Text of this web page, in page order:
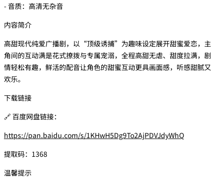
- 音质：高清无杂音
内容简介
高甜现代纯爱广播剧，以“顶级诱捕”为趣味设定展开甜蜜爱恋，主
角间的互动满是花式撩拨与专属宠溺，全程高甜无虐、甜度拉满，剧
情轻松有趣，鲜活的配音让角色的甜蜜互动更具画面感，听感甜腻又
欢乐。
下载链接
🔗 百度网盘链接：
https://pan.baidu.com/s/1KHwH5Dg9To2AjPDVJdyWhQ
提取码：1368
温馨提示